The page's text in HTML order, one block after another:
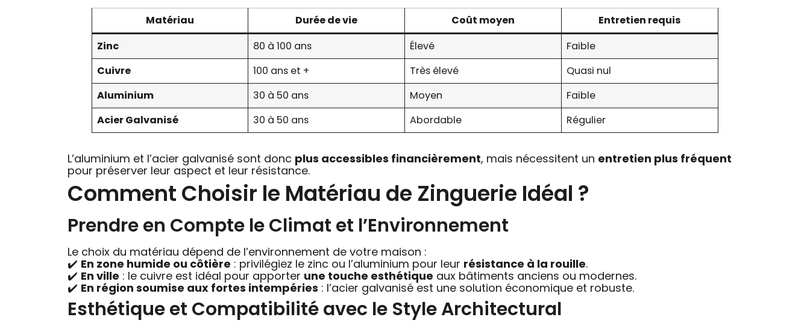
Matériau Durée de vie Coût moyen
Entretien requis
Zinc
80 à 100 ans Élevé
Faible
Cuivre
100 ans et + Très élevé
Quasi nul
Aluminium
30 à 50 ans Moyen
Faible
Acier Galvanisé
30 à 50 ans Abordable Régulier
L’aluminium et l’acier galvanisé sont donc plus accessibles financièrement, mais nécessitent un entretien plus fréquent
pour préserver leur aspect et leur résistance.
Comment Choisir le Matériau de Zinguerie Idéal ?
Prendre en Compte le Climat et l’Environnement
Le choix du matériau dépend de l’environnement de votre maison :
✔️ En zone humide ou côtière : privilégiez le zinc ou l’aluminium pour leur résistance à la rouille.
✔️ En ville : le cuivre est idéal pour apporter une touche esthétique aux bâtiments anciens ou modernes.
✔️ En région soumise aux fortes intempéries : l’acier galvanisé est une solution économique et robuste.
Esthétique et Compatibilité avec le Style Architectural